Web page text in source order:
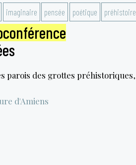
imaginaire pensée poétique préhistoire
parois des grottes préhistoriques,
d'Amiens